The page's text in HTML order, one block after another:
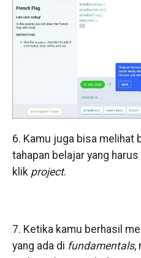
6. Kamu juga bisa melihat
tahapan belajar yang
klik project.
7. Ketika kamu berhasil
yang ada di fundamentals,